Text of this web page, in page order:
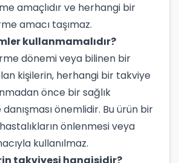
amaçlıdır ve herhangi bir
amacı taşımaz.
kullanmamalıdır?
dönemi veya bilinen bir
kişilerin, herhangi bir takviye
önce bir sağlık
önemlidir. Bu ürün bir
önlenmesi veya
kullanılmaz.